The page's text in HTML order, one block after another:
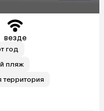
везде
год
пляж